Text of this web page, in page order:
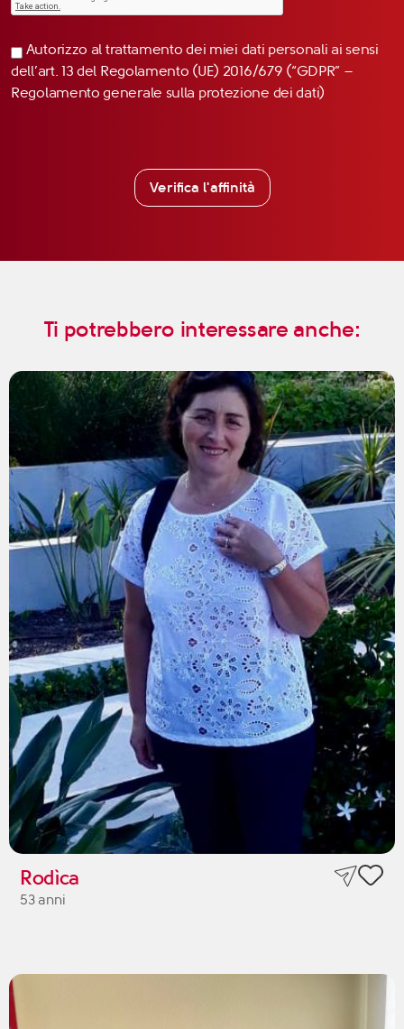
Autorizzo al trattamento dei miei dati personali ai sensi
dell’art. 13 del Regolamento (UE) 2016/679 (“GDPR” –
Regolamento generale sulla protezione dei dati)
Verifica l'affinità
Ti potrebbero interessare anche:
Rodìca
53 anni